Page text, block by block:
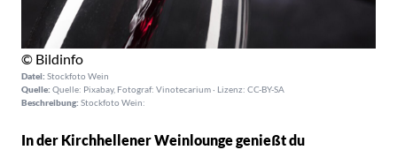
© Bildinfo
Datei: Stockfoto Wein
Quelle: Quelle: Pixabay, Fotograf: Vinotecarium · Lizenz: CC-BY-SA
Beschreibung: Stockfoto Wein:
In der Kirchhellener Weinlounge genießt du